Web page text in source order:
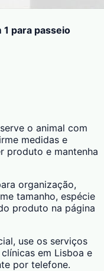
1 para passeio
o animal com
medidas e
produto e mantenha
organização,
tamanho, espécie
produto na página
use os serviços
em Lisboa e
por telefone.